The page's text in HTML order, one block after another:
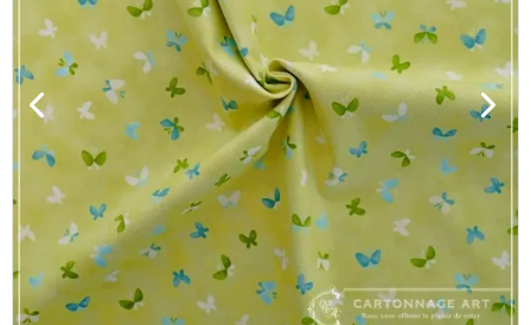
生地類
カルトナージュLeather用
金具・パーツ類
フルキット
Jolipapier